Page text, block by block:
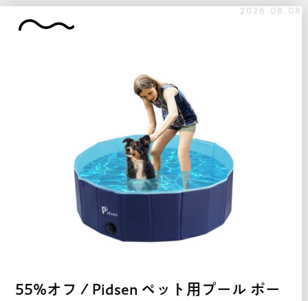
2026.08.08
55%オフ / Pidsen ペット用プール ポー